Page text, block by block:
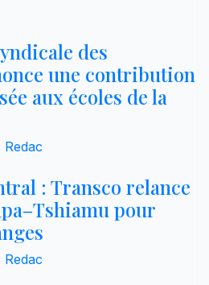
des
une contribution
aux écoles de la
Redac
: Transco relance
pour
Redac